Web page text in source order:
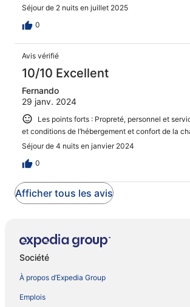
Séjour de 2 nuits en juillet 2025
0
Avis vérifié
10/10 Excellent
Fernando
29 janv. 2024
Les points forts : Propreté, personnel et
et conditions de l’hébergement et confort de la
Séjour de 4 nuits en janvier 2024
0
Afficher tous les avis
Société
À propos d’Expedia Group
Emplois